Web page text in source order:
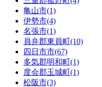
亀山市(1)
伊勢市(4)
名張市(1)
員弁郡東員町(10)
四日市市(67)
多気郡明和町(1)
度会郡玉城町(1)
松阪市(3)